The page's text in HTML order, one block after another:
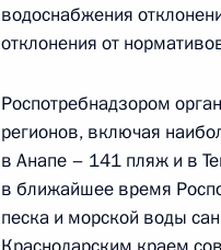
Заседание комиссии
физическая культура и
19 апреля 2023 года, 16:00
Встреча с
водоснабжения
отклонения от
Роспотребнадзором
регионов, включая
в Анапе – 141 пляж и в
в ближайшее время
песка и морской воды